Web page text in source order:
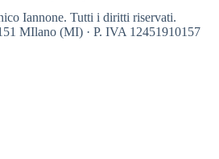
Iannone. Tutti i diritti riservati.
MIlano (MI) · P. IVA 12451910157